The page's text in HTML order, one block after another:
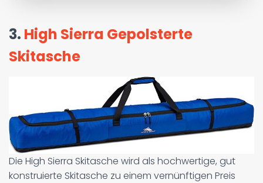
3. High Sierra Gepolsterte
Skitasche
Die High Sierra Skitasche wird als hochwertige, gut
konstruierte Skitasche zu einem vernünftigen Preis